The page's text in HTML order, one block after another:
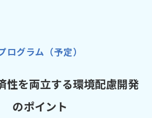
ログラム（予定）
性を両立する環境配慮開発
のポイント